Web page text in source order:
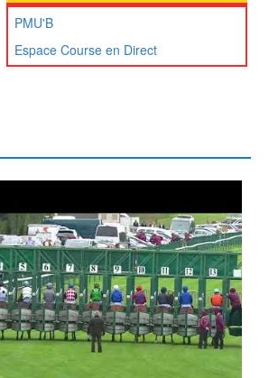
PMU'B
Espace Course en Direct